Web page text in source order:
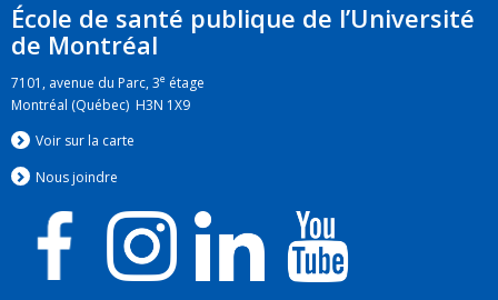
École de santé publique de l’Université
de Montréal
7101, avenue du Parc, 3e étage
Montréal (Québec) H3N 1X9
Voir sur la carte
Nous joindre